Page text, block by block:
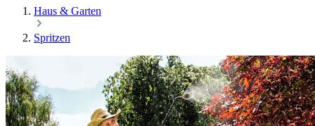
Haus & Garten
Spritzen